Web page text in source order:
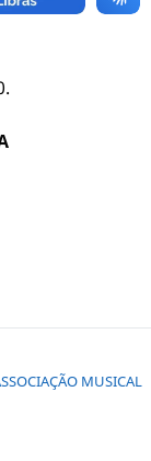
MUSICAL